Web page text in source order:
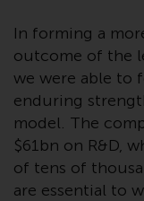
andere
zu
In forming a
outcome of the
we were able to
enduring
model. The
$61bn on R&D,
of tens of
are essential to